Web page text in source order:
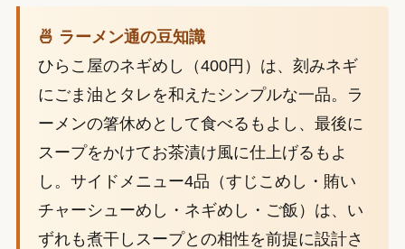
🍜 ラーメン通の豆知識
ひらこ屋のネギめし（400円）は、刻みネギ
にごま油とタレを和えたシンプルな一品。ラ
ーメンの箸休めとして食べるもよし、最後に
スープをかけてお茶漬け風に仕上げるもよ
し。サイドメニュー4品（すじこめし・賄い
チャーシューめし・ネギめし・ご飯）は、い
ずれも煮干しスープとの相性を前提に設計さ